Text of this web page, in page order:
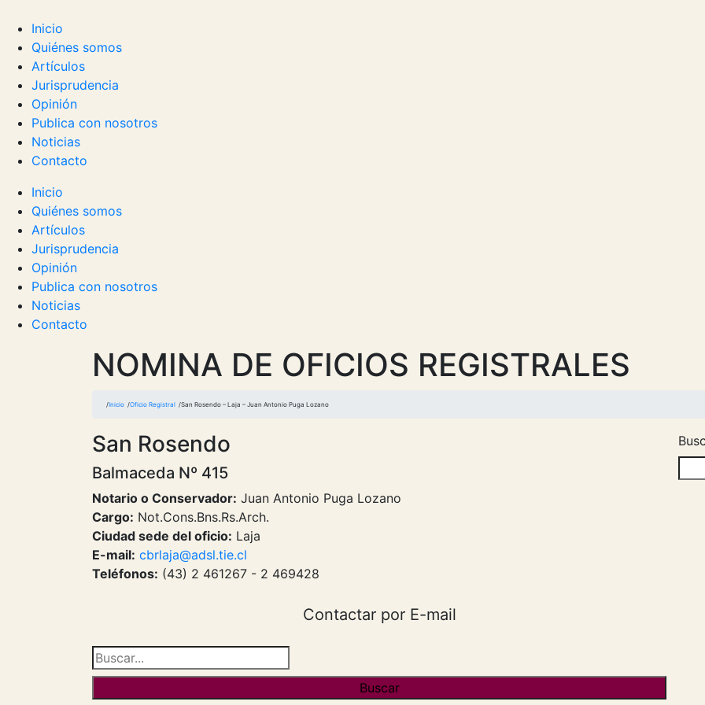
Inicio
Quiénes somos
Artículos
Jurisprudencia
Opinión
Publica con nosotros
Noticias
Contacto
Inicio
Quiénes somos
Artículos
Jurisprudencia
Opinión
Publica con nosotros
Noticias
Contacto
NOMINA DE OFICIOS REGISTRALES
Inicio Oficio Registral San Rosendo – Laja – Juan Antonio Puga Lozano
San Rosendo
Balmaceda Nº 415
Notario o Conservador: Juan Antonio Puga Lozano
Cargo: Not.Cons.Bns.Rs.Arch.
Ciudad sede del oficio: Laja
E-mail: cbrlaja@adsl.tie.cl
Teléfonos: (43) 2 461267 - 2 469428
Contactar por E-mail